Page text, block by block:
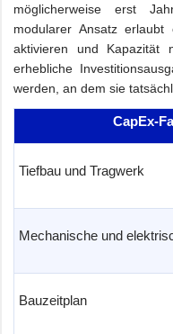
möglicherweise erst
modularer Ansatz
aktivieren und Kapazität
erhebliche
werden, an dem sie
CapEx-
Tiefbau und Tragwerk
Mechanische und
Bauzeitplan